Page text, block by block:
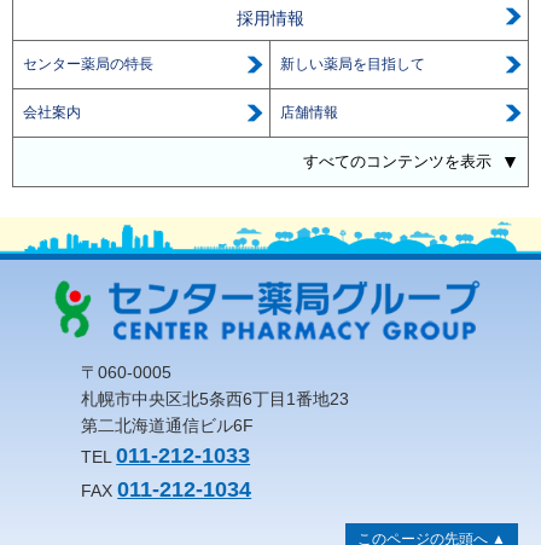
採用情報
センター薬局の特長 新しい薬局を目指して
会社案内 店舗情報
すべてのコンテンツを表示
〒060-0005
札幌市中央区北5条西6丁目1番地23
第二北海道通信ビル6F
TEL011-212-1033
FAX011-212-1034
このページの先頭へ ▲